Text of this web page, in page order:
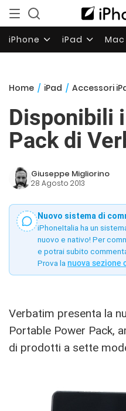
iPhone iPad Mac
Home / iPad / Accessori
Disponibili
Pack di
Giuseppe Migliorino
28 Agosto 2013
Nuovo sistema di
iPhoneItalia ha un
nuovo e nativo! Per
e potrai subito
Prova la nuova sezione
Verbatim presenta la
Portable Power Pack,
di prodotti a sette